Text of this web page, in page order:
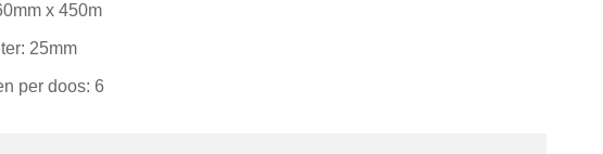
x 450m
25mm
per doos: 6